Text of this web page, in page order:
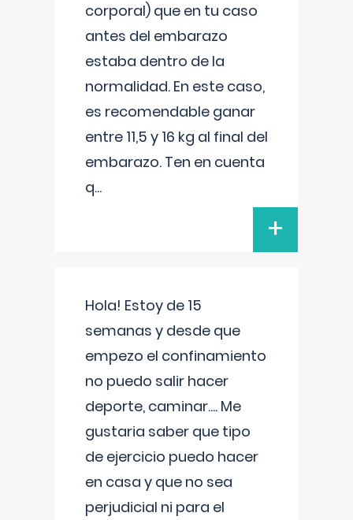
corporal) que en tu caso
antes del embarazo
estaba dentro de la
normalidad. En este caso,
es recomendable ganar
entre 11,5 y 16 kg al final del
embarazo. Ten en cuenta
q...
+
Hola! Estoy de 15
semanas y desde que
empezo el confinamiento
no puedo salir hacer
deporte, caminar.... Me
gustaria saber que tipo
de ejercicio puedo hacer
en casa y que no sea
perjudicial ni para el